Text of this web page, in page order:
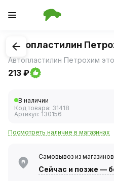
1/1
Автопластилин
213 ₽
В наличии
Код товара: 31418
Артикул: 130156
Посмотреть наличие в магазинах
Самовывоз из магазинов
Сейчас и позже —